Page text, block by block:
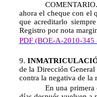
COMENTARIO.- De
ahora el cheque con el
que acreditarlo
Registro por nota
PDF (BOE-A-2010-
9.
de la Dirección
contra la negativa de la
En una primera